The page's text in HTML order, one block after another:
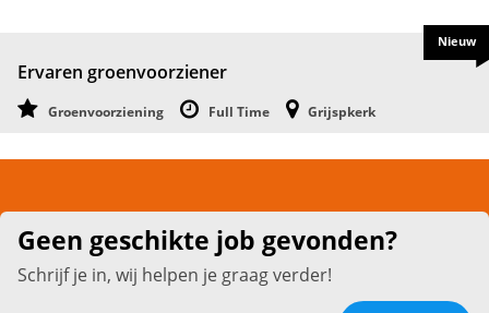
Ervaren groenvoorziener
Groenvoorziening Full Time Grijspkerk
Nieuw
Geen geschikte job gevonden?
Schrijf je in, wij helpen je graag verder!